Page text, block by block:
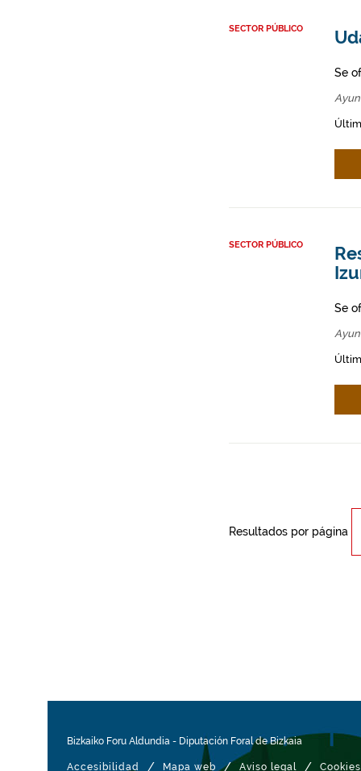
SECTOR PÚBLICO
Se
SECTOR PÚBLICO
Se
Resultados por página
Bizkaiko Foru Aldundia - Diputación Foral de Bizkaia
Accesibilidad / Mapa web / Aviso legal / Cookies